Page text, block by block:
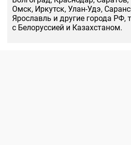
Омск, Иркутск, Улан-Удэ,
Ярославль и другие города
с Белоруссией и Казахстаном.